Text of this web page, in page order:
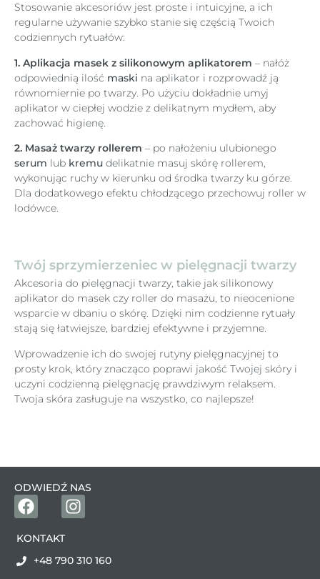
Stosowanie akcesoriów jest proste i intuicyjne, a ich
regularne używanie szybko stanie się częścią Twoich
codziennych rytuałów:
1. Aplikacja masek z silikonowym aplikatorem – nałóż
odpowiednią ilość maski na aplikator i rozprowadź ją
równomiernie po twarzy. Po użyciu dokładnie umyj
aplikator w ciepłej wodzie z delikatnym mydłem, aby
zachować higienę.
2. Masaż twarzy rollerem – po nałożeniu ulubionego
serum lub kremu delikatnie masuj skórę rollerem,
wykonując ruchy w kierunku od środka twarzy ku górze.
Dla dodatkowego efektu chłodzącego przechowuj roller w
lodówce.
Twój sprzymierzeniec w pielęgnacji twarzy
Akcesoria do pielęgnacji twarzy, takie jak silikonowy
aplikator do masek czy roller do masażu, to nieocenione
wsparcie w dbaniu o skórę. Dzięki nim codzienne rytuały
stają się łatwiejsze, bardziej efektywne i przyjemne.
Wprowadzenie ich do swojej rutyny pielęgnacyjnej to
prosty krok, który znacząco poprawi jakość Twojej skóry i
uczyni codzienną pielęgnację prawdziwym relaksem.
Twoja skóra zasługuje na wszystko, co najlepsze!
ODWIEDŹ NAS
KONTAKT
+48 790 310 160